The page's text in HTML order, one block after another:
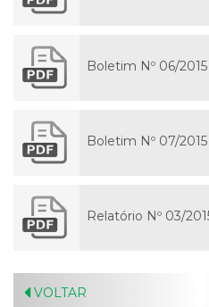
Boletim Nº 06/2015
Boletim Nº 07/2015
Relatório Nº 03/
VOLTAR